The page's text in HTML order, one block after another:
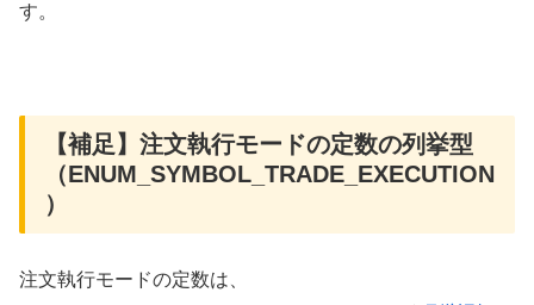
す。
【補足】注文執行モードの定数の列挙型
（ENUM_SYMBOL_TRADE_EXECUTION
）
注文執行モードの定数は、